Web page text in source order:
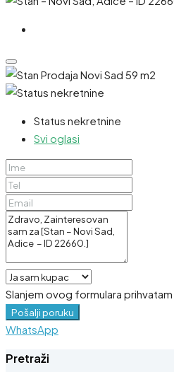
Status nekretnine
Svi oglasi
Slanjem ovog formulara prihvatam
Pošalji poruku
WhatsApp
Pretraži